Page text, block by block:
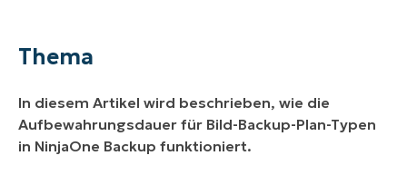
Thema
In diesem Artikel wird beschrieben, wie die
Aufbewahrungsdauer für Bild-Backup-Plan-Typen
in NinjaOne Backup funktioniert.